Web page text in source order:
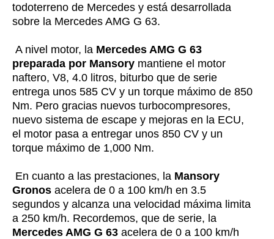
todoterreno de Mercedes y está desarrollada
sobre la Mercedes AMG G 63.
A nivel motor, la Mercedes AMG G 63
preparada por Mansory mantiene el motor
naftero, V8, 4.0 litros, biturbo que de serie
entrega unos 585 CV y un torque máximo de 850
Nm. Pero gracias nuevos turbocompresores,
nuevo sistema de escape y mejoras en la ECU,
el motor pasa a entregar unos 850 CV y un
torque máximo de 1,000 Nm.
En cuanto a las prestaciones, la Mansory
Gronos acelera de 0 a 100 km/h en 3.5
segundos y alcanza una velocidad máxima limita
a 250 km/h. Recordemos, que de serie, la
Mercedes AMG G 63 acelera de 0 a 100 km/h